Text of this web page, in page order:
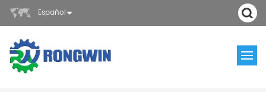
Español